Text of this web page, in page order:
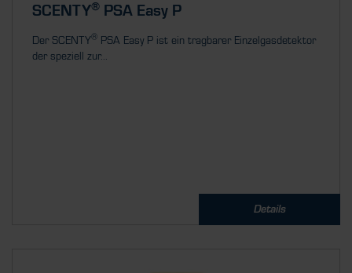
SCENTY® PSA Easy P
Der SCENTY® PSA Easy P ist ein tragbarer Einzelgasdetektor
der speziell zur...
Details